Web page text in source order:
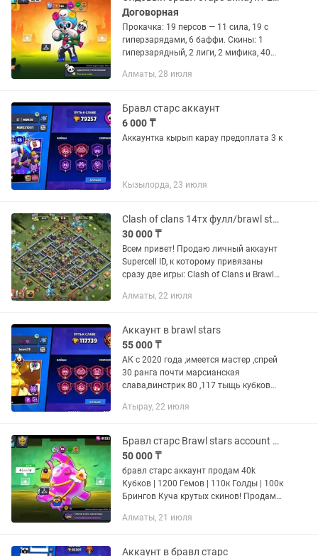
Договорная
Прокачка: 19 персов — 11 сила, 19 с
гиперзарядами, 6 баффи. Скины: 1
гиперзарядный, 2 лиги, 2 мифика, 40
Ресурсы: 303 гема + 22к блингов.
Алматы, 28 июля
Бравл старс аккаунт
6 000 ₸
Аккаунтка кырып карау предоплата 3 к
Кызылорда, 23 июля
Clash of clans 14тх фулл/brawl stars 23 000 кубков/аккаунт
30 000 ₸
Всем привет! Продаю личный аккаунт
Supercell ID, к которому привязаны
сразу две игры: Clash of Clans и Brawl
за качество ручаюсь. 100% безопасно,
Алматы, 22 июля
Аккаунт в brawl stars
55 000 ₸
АК с 2020 года ,имеется мастер ,спрей
30 ранга почти марсианская
слава,винстрик 80 ,117 тыщь кубков
редкие скины которые не продаются
Атырау, 22 июля
Бравл старс Brawl stars account аккаунт прокачанный
50 000 ₸
бравл старс аккаунт продам 40k
Кубков | 1200 Гемов | 110к Голды | 100к
Брингов Куча крутых скинов! Продам
Идеальный вариант для тех, кто хочет
Алматы, 21 июля
Аккаунт в бравл старс